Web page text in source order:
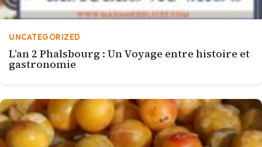
UNCATEGORIZED
L’an 2 Phalsbourg : Un Voyage entre histoire et
gastronomie